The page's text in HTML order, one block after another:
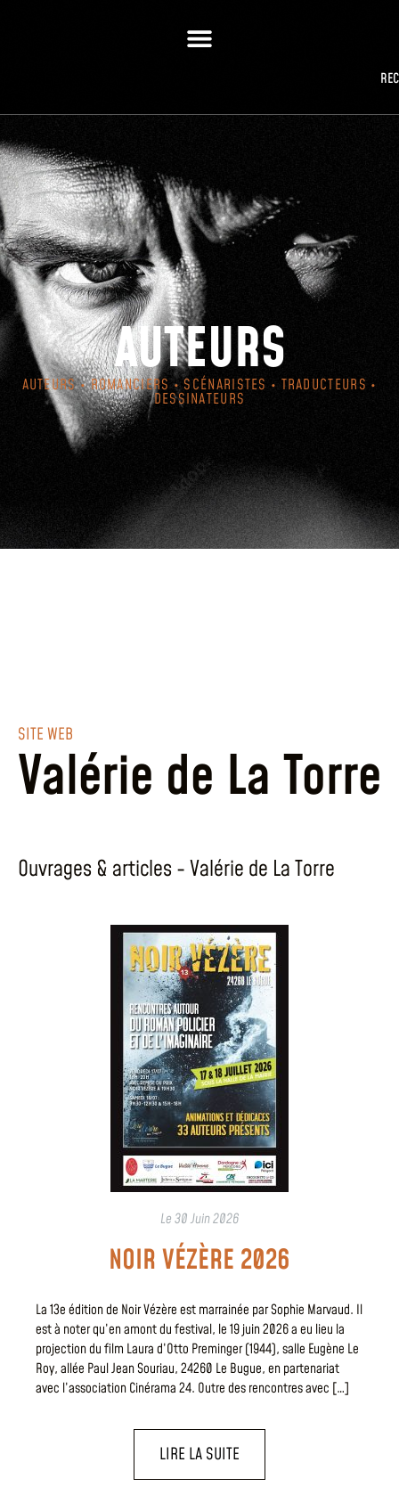
AUTEURS
AUTEURS • ROMANCIERS • SCÉNARISTES • TRADUCTEURS •
DESSINATEURS
SITE WEB
Valérie de La Torre
Ouvrages & articles - Valérie de La Torre
Le30 Juin 2026
NOIR VÉZÈRE 2026
La 13e édition de Noir Vézère est marrainée par Sophie Marvaud. Il
est à noter qu’en amont du festival, le 19 juin 2026 a eu lieu la
projection du film Laura d’Otto Preminger (1944), salle Eugène Le
Roy, allée Paul Jean Souriau, 24260 Le Bugue, en partenariat
avec l’association Cinérama 24. Outre des rencontres avec […]
LIRE LA SUITE